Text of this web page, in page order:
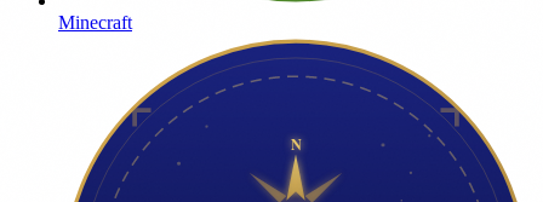
Minecraft